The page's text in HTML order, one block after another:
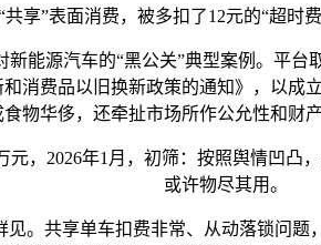
享”表面消费，被多扣了12元的“超时
源汽车的“黑公关”典型案例。平台
消费品以旧换新政策的通知》，以
物华侈，还牵扯市场所作公允性和财
2026年1月，初筛：按照舆情凹凸
或许物尽其用。
共享单车扣费非常、从动落锁问题